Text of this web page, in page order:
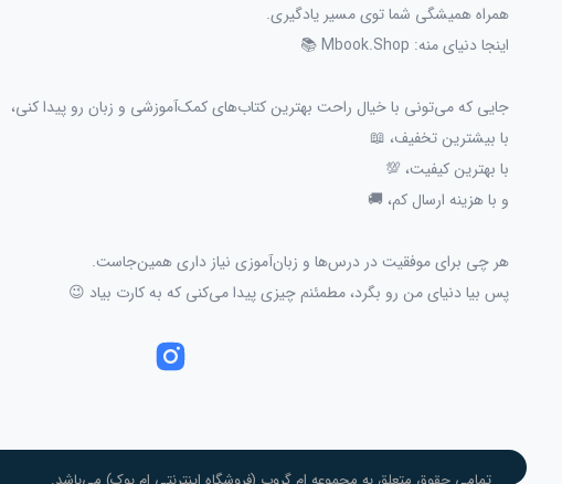
همراه همیشگی شما توی مسیر یادگیری.
اینجا دنیای منه: Mbook.Shop 📚
جایی که می‌تونی با خیال راحت بهترین کتاب‌های کمک‌آموزشی و زبان رو پیدا کنی،
با بیشترین تخفیف، 📖
با بهترین کیفیت، 💯
و با هزینه ارسال کم، 🚚
هر چی برای موفقیت در درس‌ها و زبان‌آموزی نیاز داری همین‌جاست.
پس بیا دنیای من رو بگرد، مطمئنم چیزی پیدا می‌کنی که به کارت بیاد 😉